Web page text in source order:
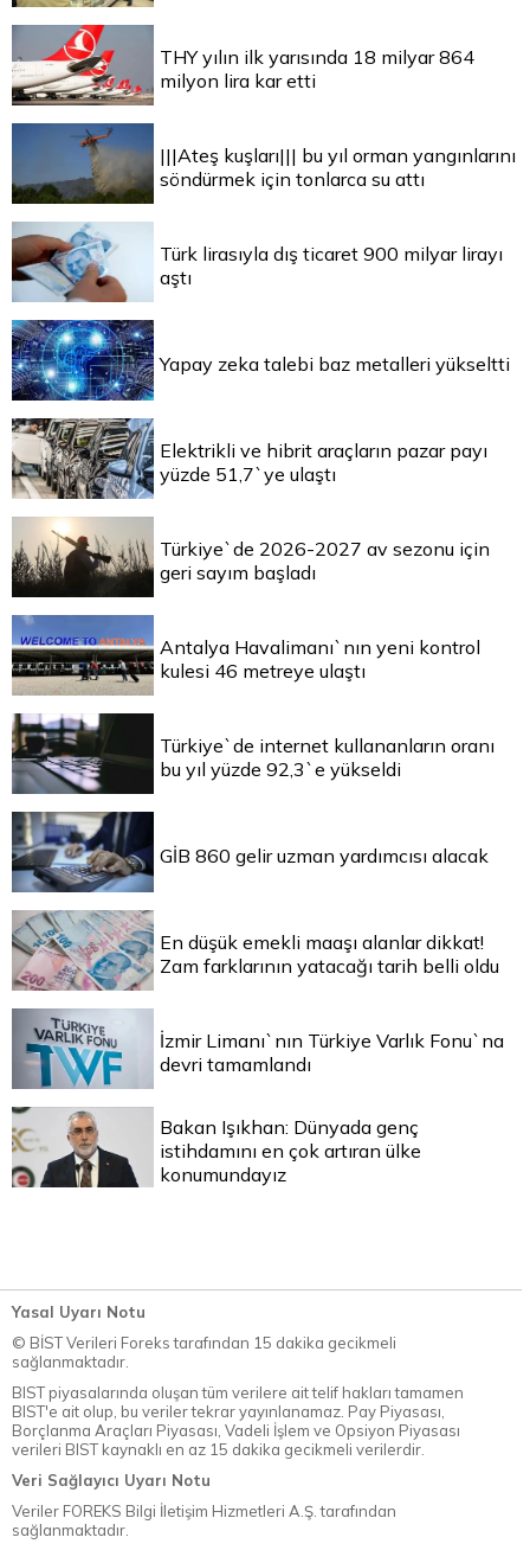
THY yılın ilk yarısında 18 milyar 864
milyon lira kar etti
|||Ateş kuşları||| bu yıl orman yangınlarını
söndürmek için tonlarca su attı
Türk lirasıyla dış ticaret 900 milyar lirayı
aştı
Yapay zeka talebi baz metalleri yükseltti
Elektrikli ve hibrit araçların pazar payı
yüzde 51,7`ye ulaştı
Türkiye`de 2026-2027 av sezonu için
geri sayım başladı
Antalya Havalimanı`nın yeni kontrol
kulesi 46 metreye ulaştı
Türkiye`de internet kullananların oranı
bu yıl yüzde 92,3`e yükseldi
GİB 860 gelir uzman yardımcısı alacak
En düşük emekli maaşı alanlar dikkat!
Zam farklarının yatacağı tarih belli oldu
İzmir Limanı`nın Türkiye Varlık Fonu`na
devri tamamlandı
Bakan Işıkhan: Dünyada genç
istihdamını en çok artıran ülke
konumundayız
Yasal Uyarı Notu
© BİST Verileri Foreks tarafından 15 dakika gecikmeli
sağlanmaktadır.
BIST piyasalarında oluşan tüm verilere ait telif hakları tamamen
BIST'e ait olup, bu veriler tekrar yayınlanamaz. Pay Piyasası,
Borçlanma Araçları Piyasası, Vadeli İşlem ve Opsiyon Piyasası
verileri BIST kaynaklı en az 15 dakika gecikmeli verilerdir.
Veri Sağlayıcı Uyarı Notu
Veriler FOREKS Bilgi İletişim Hizmetleri A.Ş. tarafından
sağlanmaktadır.